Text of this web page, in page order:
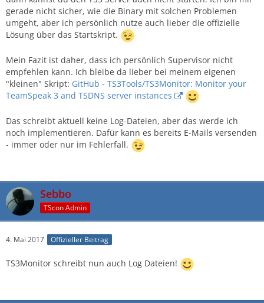
gerade nicht sicher, wie die Binary mit solchen Problemen
umgeht, aber ich persönlich nutze auch lieber die offizielle
Lösung über das Startskript.
Mein Fazit ist daher, dass ich persönlich Supervisor nicht
empfehlen kann. Ich bleibe da lieber bei meinem eigenen
"kleinen" Skript: GitHub - TS3Tools/TS3Monitor: Monitor your
TeamSpeak 3 and TSDNS server instances
Das schreibt aktuell keine Log-Dateien, aber das werde ich
noch implementieren. Dafür kann es bereits E-Mails versenden
- immer oder nur im Fehlerfall.
Sebbo
TScon Admin
4. Mai 2017 Offizieller Beitrag
TS3Monitor schreibt nun auch Log Dateien!